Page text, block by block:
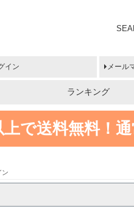
イン メール
ランキング
で送料無料！
ン